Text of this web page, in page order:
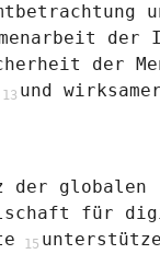
der
und
der globalen
für